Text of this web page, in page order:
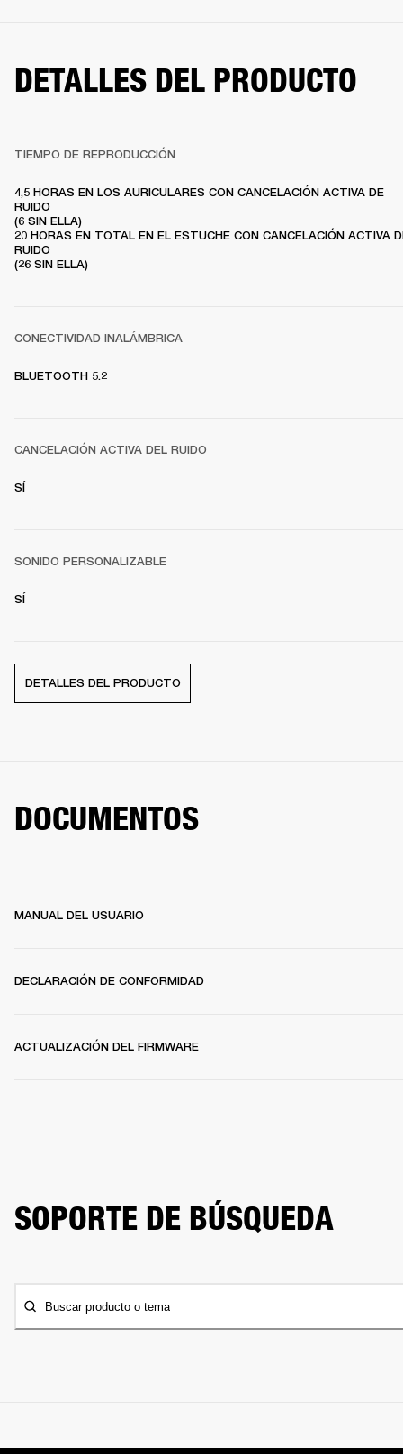
DETALLES DEL PRODUCTO
TIEMPO DE REPRODUCCIÓN
4,5 HORAS EN LOS AURICULARES CON CANCELACIÓN ACTIVA DE
RUIDO
(6 SIN ELLA)
20 HORAS EN TOTAL EN EL ESTUCHE CON CANCELACIÓN ACTIVA
RUIDO
(26 SIN ELLA)
CONECTIVIDAD INALÁMBRICA
BLUETOOTH 5.2
CANCELACIÓN ACTIVA DEL RUIDO
SÍ
SONIDO PERSONALIZABLE
SÍ
DETALLES DEL PRODUCTO
DOCUMENTOS
MANUAL DEL USUARIO
DECLARACIÓN DE CONFORMIDAD
ACTUALIZACIÓN DEL FIRMWARE
SOPORTE DE BÚSQUEDA
Buscar producto o tema